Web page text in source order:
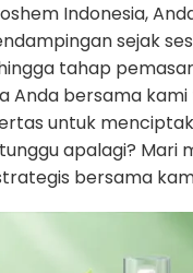
Indonesia,
sejak
tahap
Anda bersama
untuk
apalagi? Mari
bersama